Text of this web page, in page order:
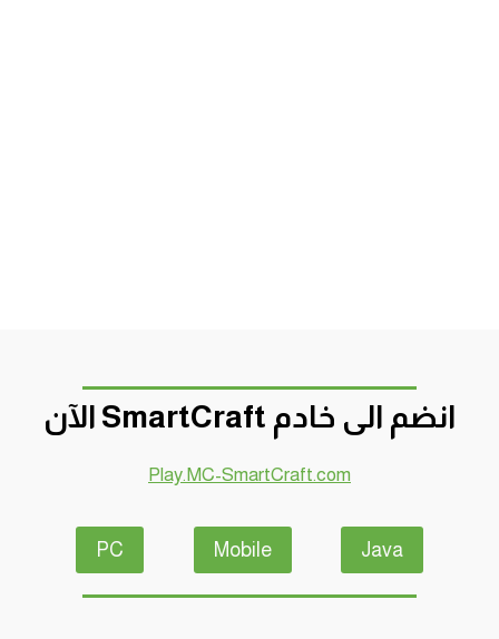
انضم الى خادم SmartCraft الآن
Play.MC-SmartCraft.com
Java
Mobile
PC